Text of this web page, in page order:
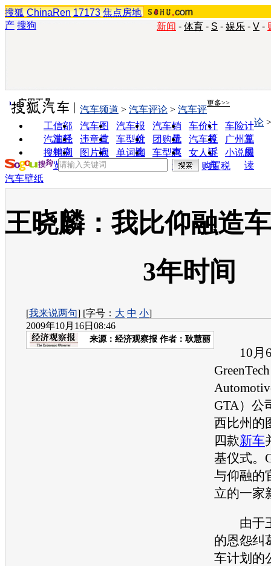
搜狐 ChinaRen 17173 焦点房地
产 搜狗 新闻 - 体育 - S - 娱乐 - V -
实用工具 更多>>
工信部
油耗
汽车图
片
汽车报
价
汽车销
量
车价计
算
车险计
算
汽车经
销商
违章查
询
车型对
比
团购优
惠
汽车投
诉
广州车
展
搜狗浏
览器
图片欣
赏
单词翻
车型查
询
女人宝
典
小说阅
读
汽车频道 > 汽车评论 > 汽车评
论
购置税
汽车壁纸
王晓麟：我比仰融造
3年时间
[我来说两句] [字号： 大 中 小]
2009年10月16日08:46
来源： 经济观察报 作者：耿慧丽
10月6
GreenTech
GTA）公
西比州的
四款新车
基仪式。
与仰融的
立的一家
由于王
的恩怨纠
车计划的